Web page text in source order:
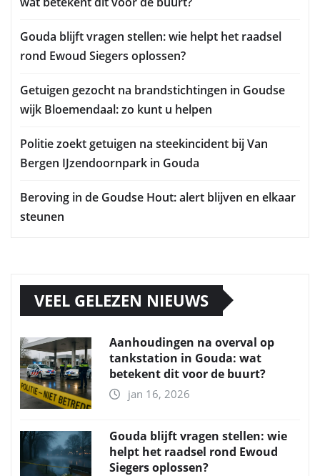
Gouda blijft vragen stellen: wie helpt het raadsel
rond Ewoud Siegers oplossen?
Getuigen gezocht na brandstichtingen in Goudse
wijk Bloemendaal: zo kunt u helpen
Politie zoekt getuigen na steekincident bij Van
Bergen IJzendoornpark in Gouda
Beroving in de Goudse Hout: alert blijven en elkaar
steunen
VEEL GELEZEN NIEUWS
Aanhoudingen na overval op
tankstation in Gouda: wat
betekent dit voor de buurt?
jan 16, 2026
Gouda blijft vragen stellen: wie
helpt het raadsel rond Ewoud
Siegers oplossen?